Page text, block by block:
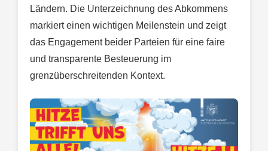
Ländern. Die Unterzeichnung des Abkommens
markiert einen wichtigen Meilenstein und zeigt
das Engagement beider Parteien für eine faire
und transparente Besteuerung im
grenzüberschreitenden Kontext.